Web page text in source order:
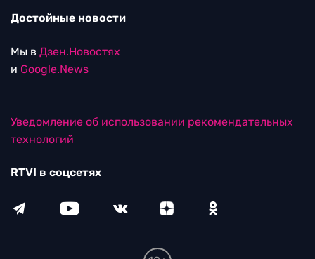
Достойные новости
Мы в Дзен.Новостях
и Google.News
Уведомление об использовании рекомендательных
технологий
RTVI в соцсетях